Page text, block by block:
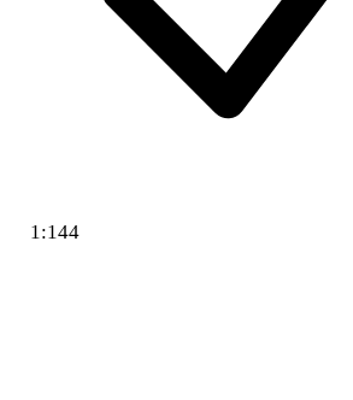
1:144